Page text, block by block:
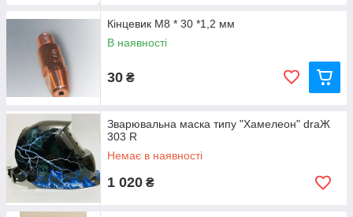
Кінцевик М8 * 30 *1,2 мм
В наявності
30 ₴
Зварювальна маска типу "Хамелеон" draЖ
303 R
Немає в наявності
1 020 ₴